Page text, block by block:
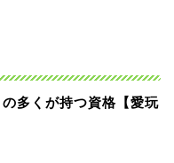
多くが持つ資格【愛玩